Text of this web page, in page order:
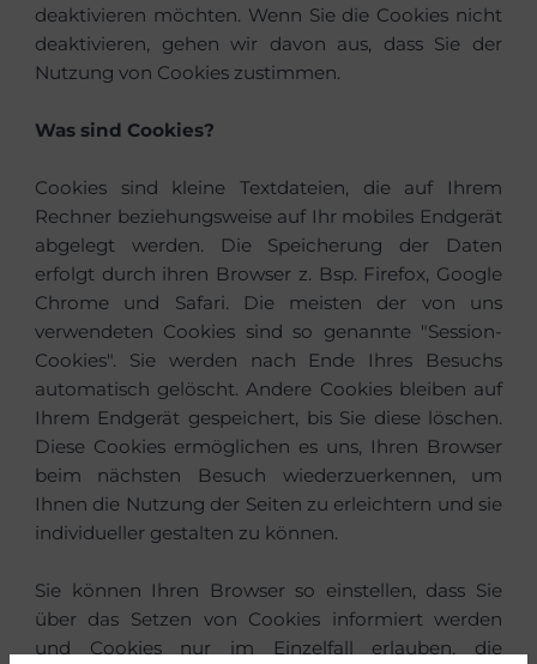
deaktivieren möchten. Wenn Sie die Cookies nicht
deaktivieren, gehen wir davon aus, dass Sie der
Nutzung von Cookies zustimmen.
Was sind Cookies?
Cookies sind kleine Textdateien, die auf Ihrem
Rechner beziehungsweise auf Ihr mobiles Endgerät
abgelegt werden. Die Speicherung der Daten
erfolgt durch ihren Browser z. Bsp. Firefox, Google
Chrome und Safari. Die meisten der von uns
verwendeten Cookies sind so genannte "Session-
Cookies". Sie werden nach Ende Ihres Besuchs
automatisch gelöscht. Andere Cookies bleiben auf
Ihrem Endgerät gespeichert, bis Sie diese löschen.
Diese Cookies ermöglichen es uns, Ihren Browser
beim nächsten Besuch wiederzuerkennen, um
Ihnen die Nutzung der Seiten zu erleichtern und sie
individueller gestalten zu können.
Sie können Ihren Browser so einstellen, dass Sie
über das Setzen von Cookies informiert werden
und Cookies nur im Einzelfall erlauben, die